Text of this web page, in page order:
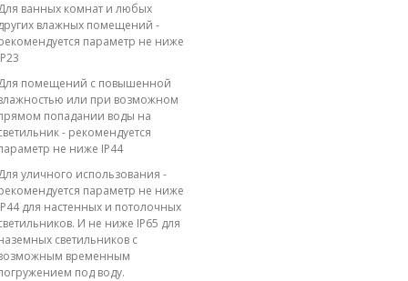
ванных комнат и любых
влажных помещений -
параметр не ниже
помещений с повышенной
или при возможном
попадании воды на
- рекомендуется
не ниже IP44
уличного использования -
параметр не ниже
для настенных и потолочных
И не ниже IP65 для
светильников с
временным
под воду.